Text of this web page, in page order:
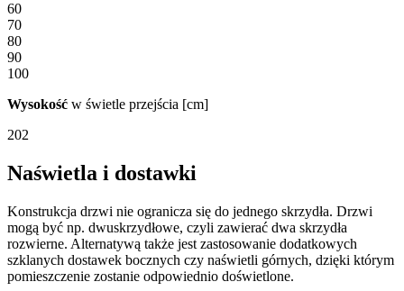
60
70
80
90
100
Wysokość w świetle przejścia [cm]
202
Naświetla i dostawki
Konstrukcja drzwi nie ogranicza się do jednego skrzydła. Drzwi
mogą być np. dwuskrzydłowe, czyli zawierać dwa skrzydła
rozwierne. Alternatywą także jest zastosowanie dodatkowych
szklanych dostawek bocznych czy naświetli górnych, dzięki którym
pomieszczenie zostanie odpowiednio doświetlone.